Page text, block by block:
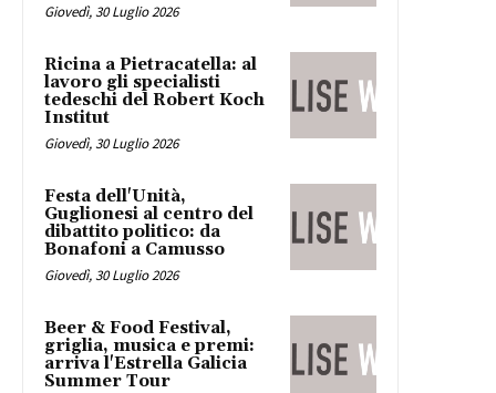
Giovedì, 30 Luglio 2026
Ricina a Pietracatella: al
lavoro gli specialisti
tedeschi del Robert Koch
Institut
Giovedì, 30 Luglio 2026
Festa dell'Unità,
Guglionesi al centro del
dibattito politico: da
Bonafoni a Camusso
Giovedì, 30 Luglio 2026
Beer & Food Festival,
griglia, musica e premi:
arriva l'Estrella Galicia
Summer Tour